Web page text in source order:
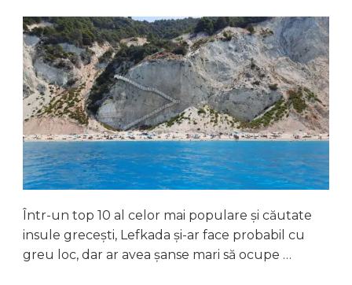
Într-un top 10 al celor mai populare și căutate
insule grecești, Lefkada și-ar face probabil cu
greu loc, dar ar avea șanse mari să ocupe …